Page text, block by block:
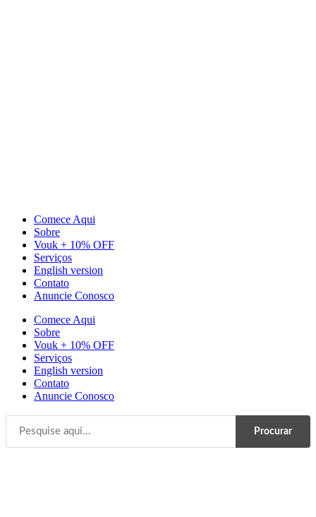
Comece Aqui
Sobre
Vouk + 10% OFF
Serviços
English version
Contato
Anuncie Conosco
Comece Aqui
Sobre
Vouk + 10% OFF
Serviços
English version
Contato
Anuncie Conosco
Procurar